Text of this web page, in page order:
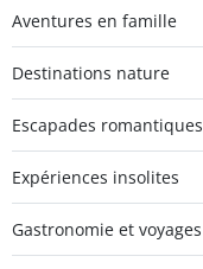
Aventures en famille
Destinations nature
Escapades romantiques
Expériences insolites
Gastronomie et voyages